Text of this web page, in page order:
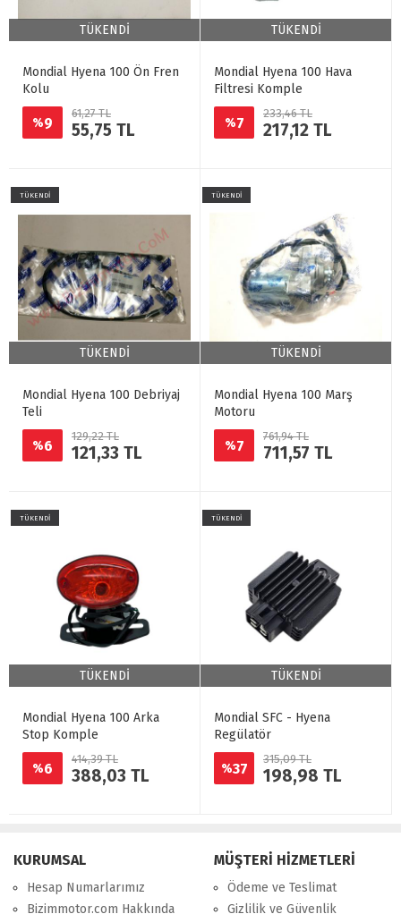
TÜKENDİ
Mondial Hyena 100 Ön Fren
Kolu
%9
61,27 TL
55,75 TL
TÜKENDİ
Mondial Hyena 100 Hava
Filtresi Komple
%7
233,46 TL
217,12 TL
TÜKENDİ
TÜKENDİ
Mondial Hyena 100 Debriyaj
Teli
%6
129,22 TL
121,33 TL
TÜKENDİ
TÜKENDİ
Mondial Hyena 100 Marş
Motoru
%7
761,94 TL
711,57 TL
TÜKENDİ
TÜKENDİ
Mondial Hyena 100 Arka
Stop Komple
%6
414,39 TL
388,03 TL
TÜKENDİ
TÜKENDİ
Mondial SFC - Hyena
Regülatör
%37
315,09 TL
198,98 TL
KURUMSAL
Hesap Numarlarımız
Bizimmotor.com Hakkında
MÜŞTERİ HİZMETLERİ
Ödeme ve Teslimat
Gizlilik ve Güvenlik